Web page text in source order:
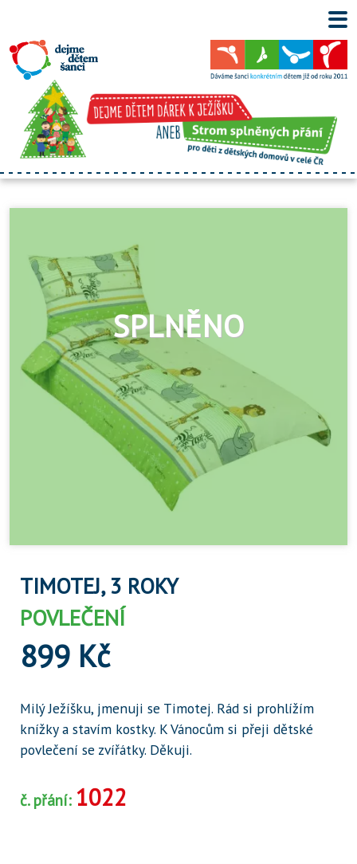
TIMOTEJ, 3 ROKY
POVLEČENÍ
899 Kč
Milý Ježíšku, jmenuji se Timotej. Rád si prohlížím
knížky a stavím kostky. K Vánocům si přeji dětské
povlečení se zvířátky. Děkuji.
č. přání: 1022